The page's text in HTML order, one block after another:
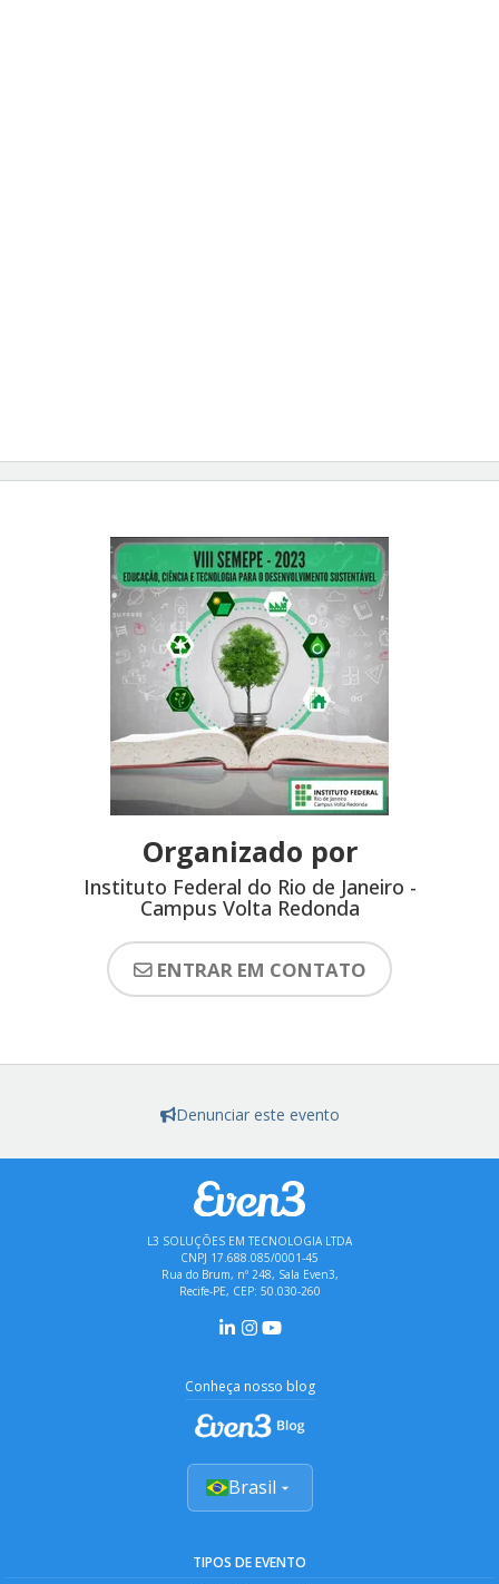
Organizado por
Instituto Federal do Rio de Janeiro -
Campus Volta Redonda
ENTRAR EM CONTATO
Denunciar este evento
L3 SOLUÇÕES EM TECNOLOGIA LTDA
CNPJ 17.688.085/0001-45
Rua do Brum, nº 248, Sala Even3,
Recife-PE, CEP: 50.030-260
Conheça nosso blog
Brasil
TIPOS DE EVENTO